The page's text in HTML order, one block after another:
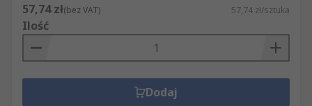
57,74 zł(bez VAT) 57,74 zł/sztuka
Ilość
Dodaj